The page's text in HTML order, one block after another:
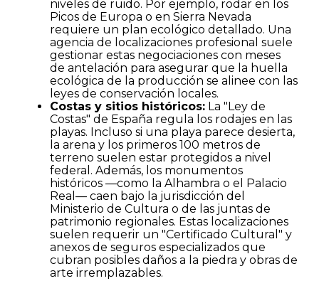
niveles de ruido. Por ejemplo, rodar en los
Picos de Europa o en Sierra Nevada
requiere un plan ecológico detallado. Una
agencia de localizaciones profesional suele
gestionar estas negociaciones con meses
de antelación para asegurar que la huella
ecológica de la producción se alinee con las
leyes de conservación locales.
Costas y sitios históricos: La "Ley de
Costas" de España regula los rodajes en las
playas. Incluso si una playa parece desierta,
la arena y los primeros 100 metros de
terreno suelen estar protegidos a nivel
federal. Además, los monumentos
históricos —como la Alhambra o el Palacio
Real— caen bajo la jurisdicción del
Ministerio de Cultura o de las juntas de
patrimonio regionales. Estas localizaciones
suelen requerir un "Certificado Cultural" y
anexos de seguros especializados que
cubran posibles daños a la piedra y obras de
arte irremplazables.